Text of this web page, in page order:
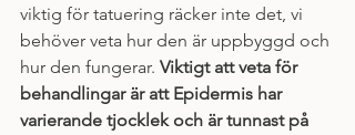
viktig för tatuering räcker inte det, vi
behöver veta hur den är uppbyggd och
hur den fungerar. Viktigt att veta för
behandlingar är att Epidermis har
varierande tjocklek och är tunnast på